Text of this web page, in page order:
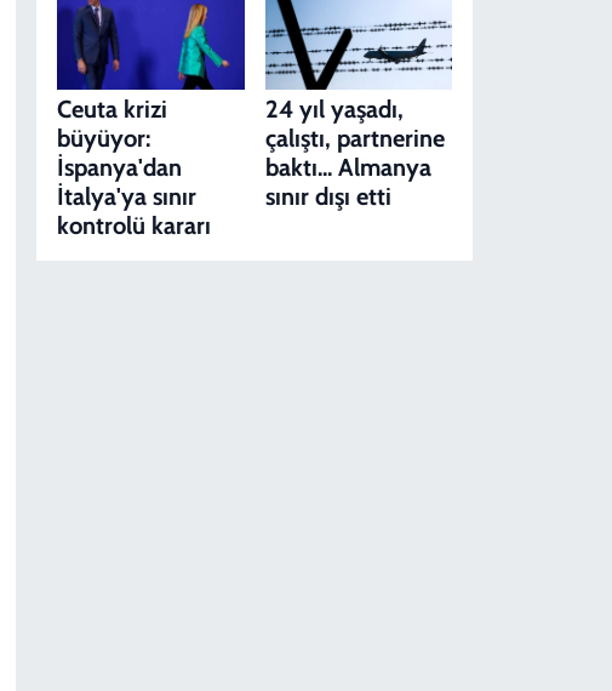
Ceuta krizi
büyüyor:
İspanya'dan
İtalya'ya sınır
kontrolü kararı
24 yıl yaşadı,
çalıştı, partnerine
baktı... Almanya
sınır dışı etti